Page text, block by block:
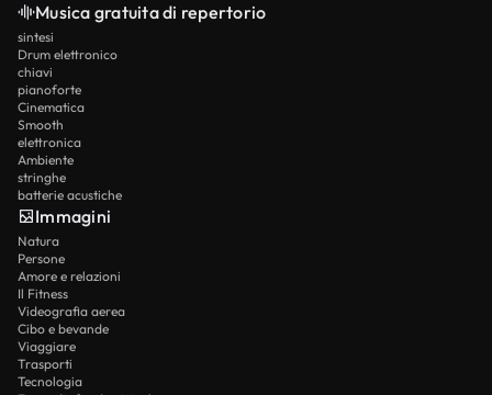
Musica gratuita di repertorio
sintesi
Drum elettronico
chiavi
pianoforte
Cinematica
Smooth
elettronica
Ambiente
stringhe
batterie acustiche
Immagini
Natura
Persone
Amore e relazioni
Il Fitness
Videografia aerea
Cibo e bevande
Viaggiare
Trasporti
Tecnologia